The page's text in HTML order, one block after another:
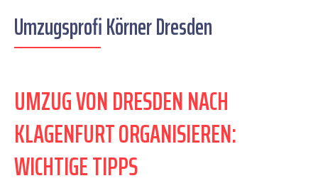
Umzugsprofi Körner Dresden
UMZUG VON DRESDEN NACH
KLAGENFURT ORGANISIEREN:
WICHTIGE TIPPS